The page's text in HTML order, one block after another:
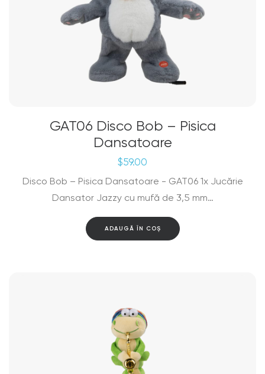
GAT06 Disco Bob – Pisica
Dansatoare
$59.00
Disco Bob – Pisica Dansatoare - GAT06 1x Jucărie
Dansator Jazzy cu mufă de 3,5 mm…
ADAUGĂ ÎN COȘ